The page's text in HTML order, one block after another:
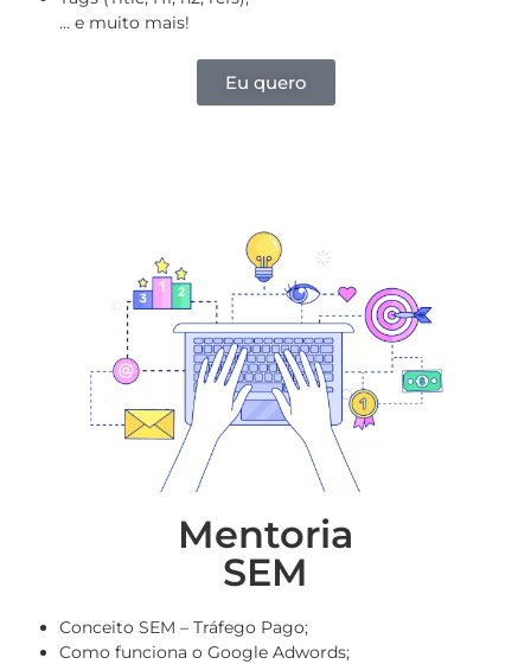
… e muito mais!
Eu quero
Mentoria
SEM
Conceito SEM – Tráfego Pago;
Como funciona o Google Adwords;